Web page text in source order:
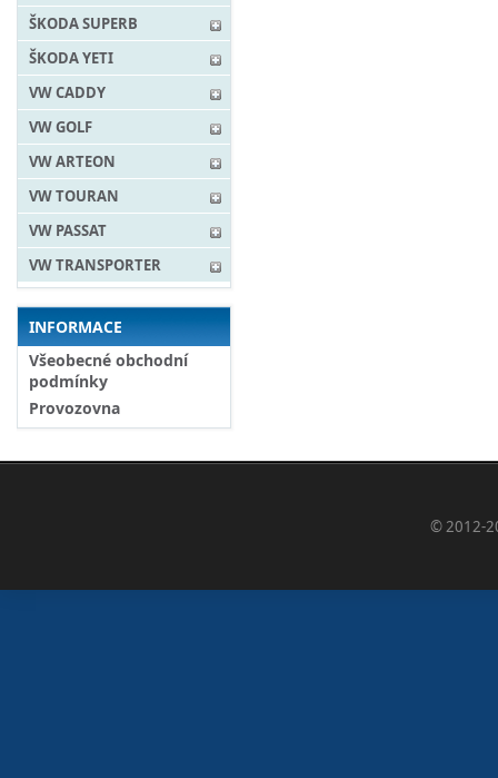
ŠKODA SUPERB
ŠKODA YETI
VW CADDY
VW GOLF
VW ARTEON
VW TOURAN
VW PASSAT
VW TRANSPORTER
INFORMACE
Všeobecné obchodní
podmínky
Provozovna
© 2012-